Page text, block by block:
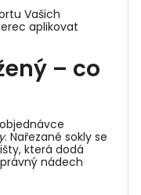
Vašich
aplikovat
– co
. Nařezané sokly se
, která dodá
nádech